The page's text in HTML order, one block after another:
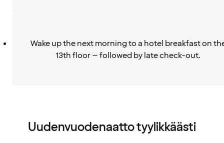
Wake up the next morning to a hotel breakfast on
13th floor – followed by late check-out.
Uudenvuodenaatto tyylikkäästi